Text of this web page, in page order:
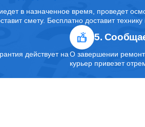
в назначенное время, проведет
смету. Бесплатно доставит технику
действует на
5.
О завершении
курьер привезет